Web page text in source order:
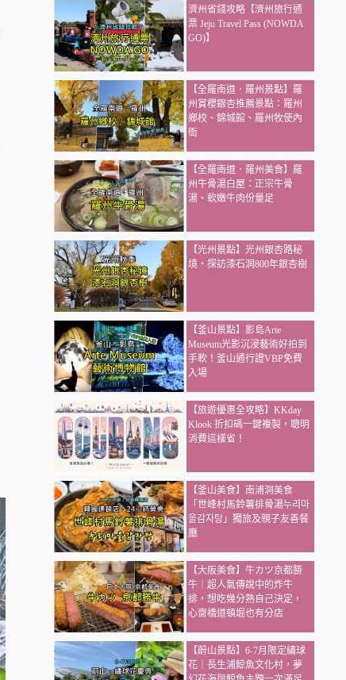
濟州省錢攻略【濟州旅行通
票 Jeju Travel Pass (NOWDA
GO)】
【全羅南道．羅州景點】羅
州賞櫻銀杏推薦景點：羅州
鄉校、錦城館、羅州牧使內
衙
【全羅南道．羅州美食】羅
州牛骨湯白屋：正宗牛骨
湯、軟嫩牛肉份量足
【光州景點】光州銀杏路秘
境・探訪漆石洞800年銀杏樹
【釜山景點】影島Arte
Museum光影沉浸藝術好拍到
手軟！釜山通行證VBP免費
入場
【旅遊優惠全攻略】KKday
Klook 折扣碼一鍵複製，聰明
消費這樣省！
【釜山美食】南浦洞美食
「世峰村馬鈴薯排骨湯누리마
을감자탕」獨旅及親子友善餐
廳
【大阪美食】牛カツ京都勝
牛｜超人氣傳說中的炸牛
排，想吃幾分熟自己決定，
心齋橋道頓堀也有分店
【蔚山景點】6-7月限定繡球
花｜長生浦鯨魚文化村，夢